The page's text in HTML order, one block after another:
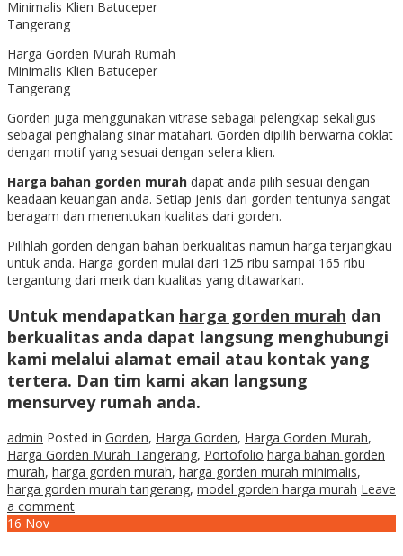
Harga Gorden Murah Rumah
Minimalis Klien Batuceper
Tangerang
Gorden juga menggunakan vitrase sebagai pelengkap sekaligus
sebagai penghalang sinar matahari. Gorden dipilih berwarna coklat
dengan motif yang sesuai dengan selera klien.
Harga bahan gorden murah dapat anda pilih sesuai dengan
keadaan keuangan anda. Setiap jenis dari gorden tentunya sangat
beragam dan menentukan kualitas dari gorden.
Pilihlah gorden dengan bahan berkualitas namun harga terjangkau
untuk anda. Harga gorden mulai dari 125 ribu sampai 165 ribu
tergantung dari merk dan kualitas yang ditawarkan.
Untuk mendapatkan harga gorden murah dan
berkualitas anda dapat langsung menghubungi
kami melalui alamat email atau kontak yang
tertera. Dan tim kami akan langsung
mensurvey rumah anda.
admin Posted in Gorden, Harga Gorden, Harga Gorden Murah,
Harga Gorden Murah Tangerang, Portofolio harga bahan gorden
murah, harga gorden murah, harga gorden murah minimalis,
harga gorden murah tangerang, model gorden harga murah Leave
a comment
16 Nov